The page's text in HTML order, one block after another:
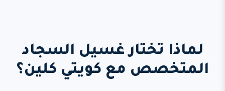
لماذا تختار غسيل السجاد
المتخصص مع كويتي كلين؟